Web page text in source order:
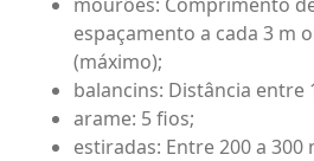
espaçamento a cada 3 m
(máximo);
balancins: Distância entre
arame: 5 fios;
estiradas: Entre 200 a 300